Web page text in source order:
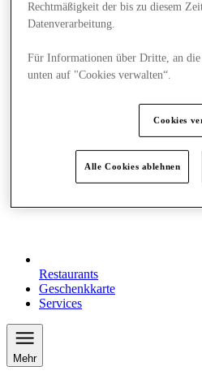
Restaurants
Geschenkkarte
Services
Mehr
Rechtmäßigkeit der bis zu diesem
Datenverarbeitung.
Für Informationen über Dritte, an
unten auf "Cookies verwalten“.
Cookies
Alle Cookies ablehnen